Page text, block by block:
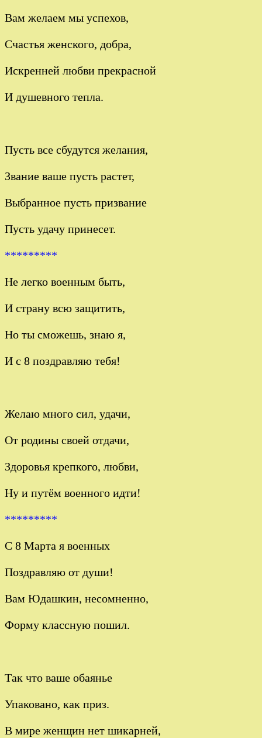
Вам желаем мы успехов,
Счастья женского, добра,
Искренней любви прекрасной
И душевного тепла.
Пусть все сбудутся желания,
Звание ваше пусть растет,
Выбранное пусть призвание
Пусть удачу принесет.
*********
Не легко военным быть,
И страну всю защитить,
Но ты сможешь, знаю я,
И с 8 поздравляю тебя!
Желаю много сил, удачи,
От родины своей отдачи,
Здоровья крепкого, любви,
Ну и путём военного идти!
*********
С 8 Марта я военных
Поздравляю от души!
Вам Юдашкин, несомненно,
Форму классную пошил.
Так что ваше обаянье
Упаковано, как приз.
В мире женщин нет шикарней,